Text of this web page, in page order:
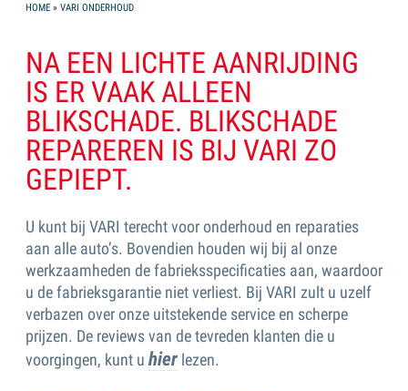
YOU ARE HERE
HOME » VARI ONDERHOUD
NA EEN LICHTE AANRIJDING
IS ER VAAK ALLEEN
BLIKSCHADE. BLIKSCHADE
REPAREREN IS BIJ VARI ZO
GEPIEPT.
U kunt bij VARI terecht voor onderhoud en reparaties
aan alle auto’s. Bovendien houden wij bij al onze
werkzaamheden de fabrieksspecificaties aan, waardoor
u de fabrieksgarantie niet verliest. Bij VARI zult u uzelf
verbazen over onze uitstekende service en scherpe
prijzen. De reviews van de tevreden klanten die u
voorgingen, kunt u hier lezen.